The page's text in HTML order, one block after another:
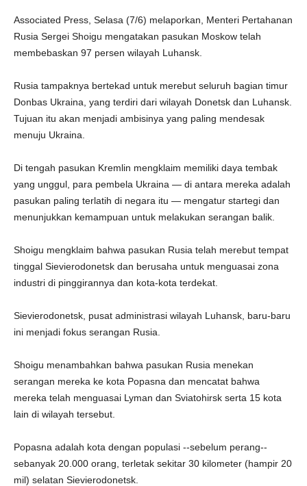
Associated Press, Selasa (7/6) melaporkan, Menteri Pertahanan
Rusia Sergei Shoigu mengatakan pasukan Moskow telah
membebaskan 97 persen wilayah Luhansk.
Rusia tampaknya bertekad untuk merebut seluruh bagian timur
Donbas Ukraina, yang terdiri dari wilayah Donetsk dan Luhansk.
Tujuan itu akan menjadi ambisinya yang paling mendesak
menuju Ukraina.
Di tengah pasukan Kremlin mengklaim memiliki daya tembak
yang unggul, para pembela Ukraina — di antara mereka adalah
pasukan paling terlatih di negara itu — mengatur startegi dan
menunjukkan kemampuan untuk melakukan serangan balik.
Shoigu mengklaim bahwa pasukan Rusia telah merebut tempat
tinggal Sievierodonetsk dan berusaha untuk menguasai zona
industri di pinggirannya dan kota-kota terdekat.
Sievierodonetsk, pusat administrasi wilayah Luhansk, baru-baru
ini menjadi fokus serangan Rusia.
Shoigu menambahkan bahwa pasukan Rusia menekan
serangan mereka ke kota Popasna dan mencatat bahwa
mereka telah menguasai Lyman dan Sviatohirsk serta 15 kota
lain di wilayah tersebut.
Popasna adalah kota dengan populasi --sebelum perang--
sebanyak 20.000 orang, terletak sekitar 30 kilometer (hampir 20
mil) selatan Sievierodonetsk.